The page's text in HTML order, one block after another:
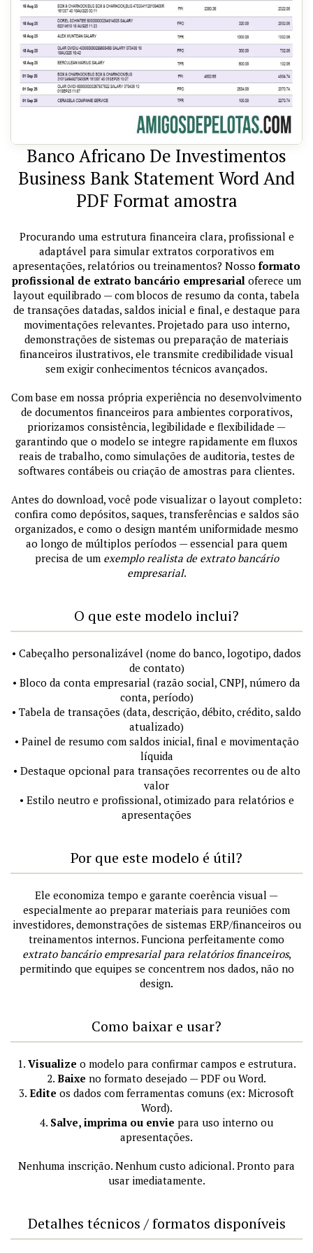
Banco Africano De Investimentos
Business Bank Statement Word And
PDF Format amostra
Procurando uma estrutura financeira clara, profissional e
adaptável para simular extratos corporativos em
apresentações, relatórios ou treinamentos? Nosso formato
profissional de extrato bancário empresarial oferece um
layout equilibrado — com blocos de resumo da conta, tabela
de transações datadas, saldos inicial e final, e destaque para
movimentações relevantes. Projetado para uso interno,
demonstrações de sistemas ou preparação de materiais
financeiros ilustrativos, ele transmite credibilidade visual
sem exigir conhecimentos técnicos avançados.
Com base em nossa própria experiência no desenvolvimento
de documentos financeiros para ambientes corporativos,
priorizamos consistência, legibilidade e flexibilidade —
garantindo que o modelo se integre rapidamente em fluxos
reais de trabalho, como simulações de auditoria, testes de
softwares contábeis ou criação de amostras para clientes.
Antes do download, você pode visualizar o layout completo:
confira como depósitos, saques, transferências e saldos são
organizados, e como o design mantém uniformidade mesmo
ao longo de múltiplos períodos — essencial para quem
precisa de um exemplo realista de extrato bancário
empresarial.
O que este modelo inclui?
• Cabeçalho personalizável (nome do banco, logotipo, dados
de contato)
• Bloco da conta empresarial (razão social, CNPJ, número da
conta, período)
• Tabela de transações (data, descrição, débito, crédito, saldo
atualizado)
• Painel de resumo com saldos inicial, final e movimentação
líquida
• Destaque opcional para transações recorrentes ou de alto
valor
• Estilo neutro e profissional, otimizado para relatórios e
apresentações
Por que este modelo é útil?
Ele economiza tempo e garante coerência visual —
especialmente ao preparar materiais para reuniões com
investidores, demonstrações de sistemas ERP/financeiros ou
treinamentos internos. Funciona perfeitamente como
extrato bancário empresarial para relatórios financeiros,
permitindo que equipes se concentrem nos dados, não no
design.
Como baixar e usar?
1. Visualize o modelo para confirmar campos e estrutura.
2. Baixe no formato desejado — PDF ou Word.
3. Edite os dados com ferramentas comuns (ex: Microsoft
Word).
4. Salve, imprima ou envie para uso interno ou
apresentações.
Nenhuma inscrição. Nenhum custo adicional. Pronto para
usar imediatamente.
Detalhes técnicos / formatos disponíveis